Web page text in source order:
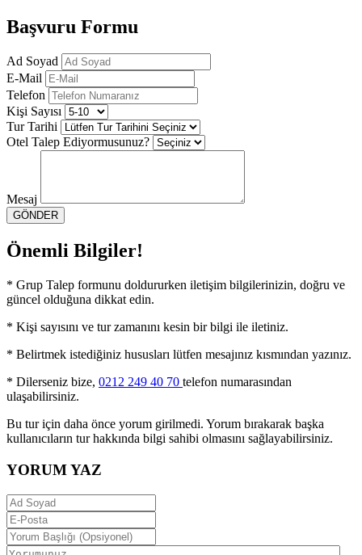
Başvuru Formu
Ad Soyad
E-Mail
Telefon
Kişi Sayısı
Tur Tarihi
Otel Talep Ediyormusunuz?
Mesaj
GÖNDER
Önemli Bilgiler!
* Grup Talep formunu doldururken iletişim bilgilerinizin, doğru ve
güncel olduğuna dikkat edin.
* Kişi sayısını ve tur zamanını kesin bir bilgi ile iletiniz.
* Belirtmek istediğiniz hususları lütfen mesajınız kısmından yazınız.
* Dilerseniz bize, 0212 249 40 70 telefon numarasından
ulaşabilirsiniz.
Bu tur için daha önce yorum girilmedi. Yorum bırakarak başka
kullanıcıların tur hakkında bilgi sahibi olmasını sağlayabilirsiniz.
YORUM YAZ